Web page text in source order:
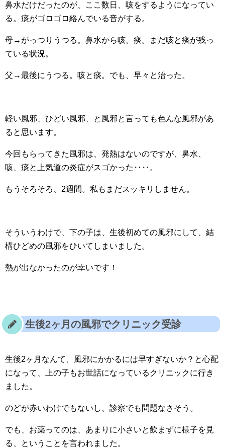
鼻水だけだったのが、ここ数日、咳をするようになってい
る。痰がゴロゴロ絡んでいる音がする。
母→がっつりうつる。鼻水から咳、痰。まだ咳と痰が残っ
ている状況。
父→最後にうつる。咳と痰。でも、早々と治った。
軽い風邪、ひどい風邪、と風邪と言っても色んな風邪があ
ると思います。
今回もらってきた風邪は、発熱はないのですが、鼻水、
咳、痰と上気道の炎症がスゴかった‥‥。
もうそろそろ、2週間。私もまだスッキリしません。
そういうわけで、下の子は、生後初めての風邪にして、結
構ひどめの風邪をひいてしまいました。
熱が出なかったのが幸いです！
生後2ヶ月の風邪でクリニック受診
生後2ヶ月なんて、風邪にかかるには早すぎないか？と心配
になって、上の子もお世話になっているクリニックに行き
ました。
のどが赤いわけでもないし、診察でも問題なさそう。
でも、お薬ってのは、あまりに小さいと飲まずに様子を見
る、ということを言われました。